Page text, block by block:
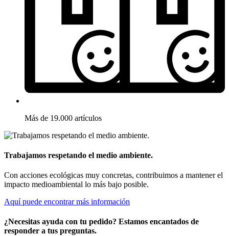
Más de 19.000 artículos
Trabajamos respetando el medio ambiente.
Con acciones ecológicas muy concretas, contribuimos a mantener el
impacto medioambiental lo más bajo posible.
Aquí puede encontrar más información
¿Necesitas ayuda con tu pedido? Estamos encantados de
responder a tus preguntas.